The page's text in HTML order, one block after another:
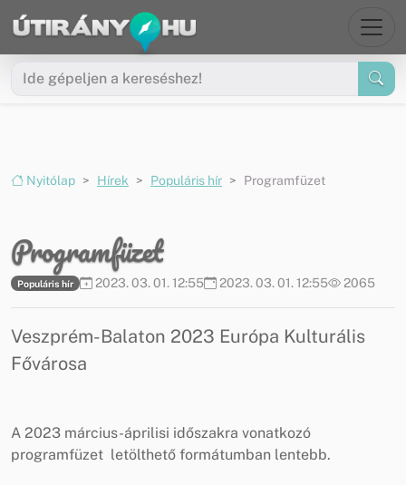
Ugrás a menüre
Ugrás a tartalomra
Nyitólap Hírek Populáris hír Programfüzet
Programfüzet
Populáris hír 2023. 03. 01. 12:55 2023. 03. 01. 12:55 2065
Veszprém-Balaton 2023 Európa Kulturális
Fővárosa
A 2023 március-áprilisi időszakra vonatkozó
programfüzet letölthető formátumban lentebb.